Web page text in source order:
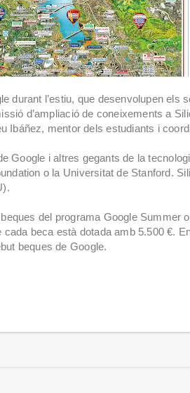
durant l’estiu, que desenvolupen els
d’ampliació de coneixements a
Ibáñez, mentor dels estudiants i
Google i altres gegants de la
o la Universitat de Stanford.
del programa Google Summer
beca està dotada amb 5.500 €.
beques de Google.